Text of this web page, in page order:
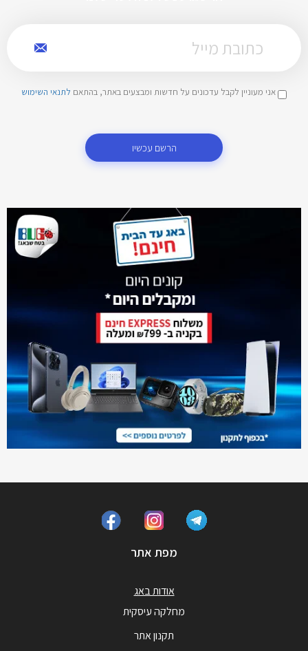
אני מעוניין לקבל עדכונים על חדשות ומבצעים באתר, בהתאם לתנאי השימוש
הרשם עכשיו
מפת אתר
אודות באג
מחלקה עיסקית
תקנון אתר